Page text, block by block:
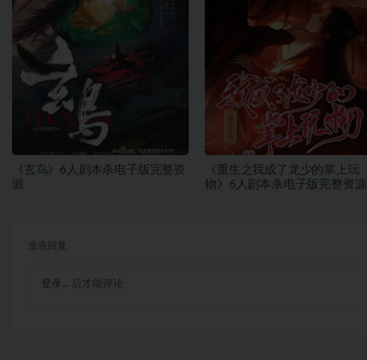
《玄鸟》6人剧本杀电子版完整资
源
《重生之我成了龙少的掌上玩
物》6人剧本杀电子版完整资源
登录... 后才能评论